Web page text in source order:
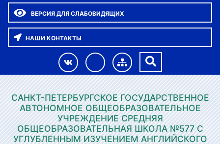
ВЕРСИЯ ДЛЯ СЛАБОВИДЯЩИХ
НАШИ КОНТАКТЫ
САНКТ-ПЕТЕРБУРГСКОЕ ГОСУДАРСТВЕННОЕ
АВТОНОМНОЕ ОБЩЕОБРАЗОВАТЕЛЬНОЕ
УЧРЕЖДЕНИЕ СРЕДНЯЯ
ОБЩЕОБРАЗОВАТЕЛЬНАЯ ШКОЛА №577 С
УГЛУБЛЕННЫМ ИЗУЧЕНИЕМ АНГЛИЙСКОГО